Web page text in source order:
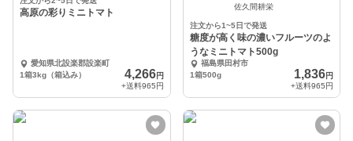
高原の彩りミニトマト
愛知県北設楽郡設楽町
1箱3kg（箱込み）
4,266円
+送料965円
佐久間耕栄
注文から1~5日で発送
糖度が高く味の濃いフルーツのよ
うなミニトマト500g
福島県田村市
1箱500g
1,836円
+送料965円